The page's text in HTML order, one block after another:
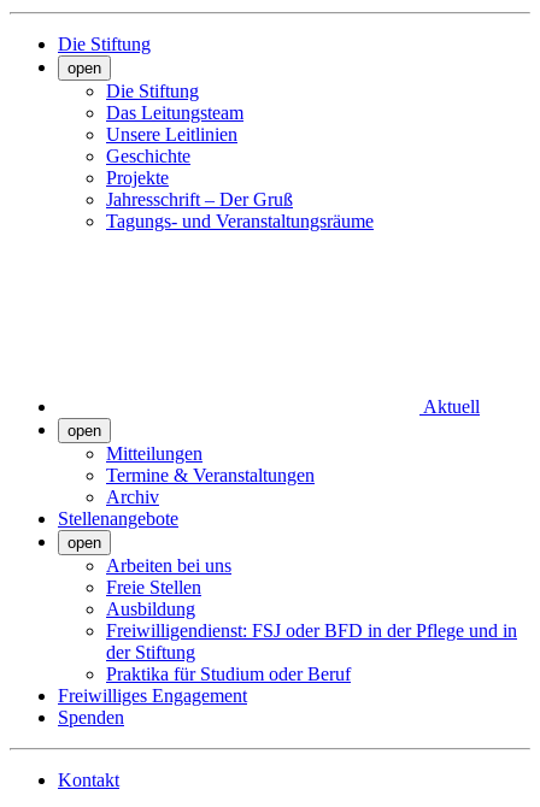
Die Stiftung
open
Die Stiftung
Das Leitungsteam
Unsere Leitlinien
Geschichte
Projekte
Jahresschrift – Der Gruß
Tagungs- und Veranstaltungsräume
Aktuell
open
Mitteilungen
Termine & Veranstaltungen
Archiv
Stellenangebote
open
Arbeiten bei uns
Freie Stellen
Ausbildung
Freiwilligendienst: FSJ oder BFD in der Pflege und in
der Stiftung
Praktika für Studium oder Beruf
Freiwilliges Engagement
Spenden
Kontakt